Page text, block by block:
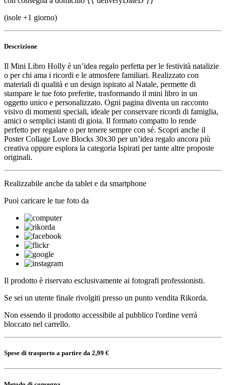
(isole +1 giorno)
Descrizione
Il Mini Libro Holly è un’idea regalo perfetta per le festività natalizie
o per chi ama i ricordi e le atmosfere familiari. Realizzato con
materiali di qualità e un design ispirato al Natale, permette di
stampare le tue foto preferite, trasformando il mini libro in un
oggetto unico e personalizzato. Ogni pagina diventa un racconto
visivo di momenti speciali, ideale per conservare ricordi di famiglia,
amici o semplici istanti di gioia. Il formato compatto lo rende
perfetto per regalare o per tenere sempre con sé. Scopri anche il
Poster Collage Love Blocks 30x30 per un’idea regalo ancora più
creativa oppure esplora la categoria Ispirati per tante altre proposte
originali.
Realizzabile anche da tablet e da smartphone
Puoi caricare le tue foto da
Il prodotto è riservato esclusivamente ai fotografi professionisti.
Se sei un utente finale rivolgiti presso un punto vendita Rikorda.
Non essendo il prodotto accessibile al pubblico l'ordine verrà
bloccato nel carrello.
Spese di trasporto a partire da 2,99 €